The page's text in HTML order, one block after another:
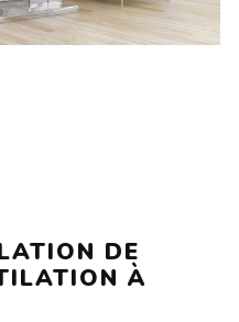
DE
À